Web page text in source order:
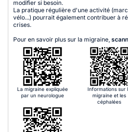
modifier si besoin.
La pratique régulière d'une activité
vélo...) pourrait également contribuer à
crises.
Pour en savoir plus sur la migraine,
La migraine expliquée
par un neurologue
Informations sur
migraine et les
céphalées